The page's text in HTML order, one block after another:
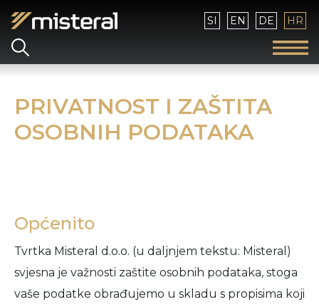
Izaberite vaš jezik
SI EN DE HR
PRIVATNOST I ZAŠTITA
OSOBNIH PODATAKA
Općenito
Tvrtka Misteral d.o.o. (u daljnjem tekstu: Misteral)
svjesna je važnosti zaštite osobnih podataka, stoga
vaše podatke obrađujemo u skladu s propisima koji